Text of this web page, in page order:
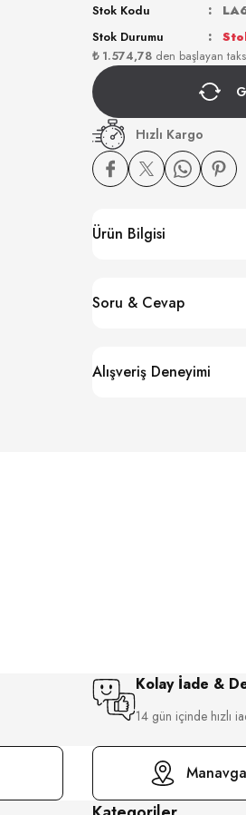
₺ 1.574,78 den başlayan
Stok Kodu
Stok Durumu
Hızlı Kargo
Ürün Bilgisi
Soru & Cevap
Alışveriş Deneyimi
Kolay İade &
14 gün içinde hızlı